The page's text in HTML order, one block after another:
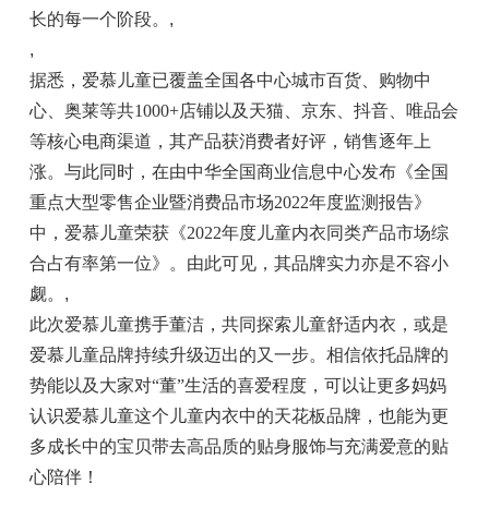
长的每一个阶段。 ,
,
据悉，爱慕儿童已覆盖全国各中心城市百货、购物中
心、奥莱等共1000+店铺以及天猫、京东、抖音、唯品会
等核心电商渠道，其产品获消费者好评，销售逐年上
涨。与此同时，在由中华全国商业信息中心发布《全国
重点大型零售企业暨消费品市场2022年度监测报告》
中，爱慕儿童荣获《2022年度儿童内衣同类产品市场综
合占有率第一位》。由此可见，其品牌实力亦是不容小
觑。 ,
此次爱慕儿童携手董洁，共同探索儿童舒适内衣，或是
爱慕儿童品牌持续升级迈出的又一步。相信依托品牌的
势能以及大家对“董”生活的喜爱程度，可以让更多妈妈
认识爱慕儿童这个儿童内衣中的天花板品牌，也能为更
多成长中的宝贝带去高品质的贴身服饰与充满爱意的贴
心陪伴！